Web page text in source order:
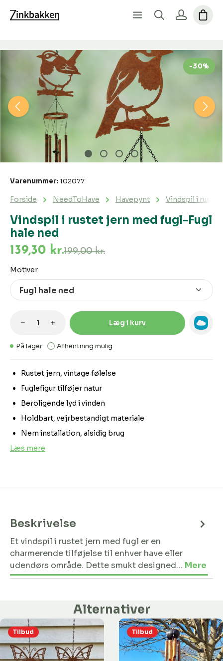
Spring over billedgalleri
-30%
Vindspil i rustet jern med fugl-Fugl
hale ned
Forside NeedToHave Havepynt Vindspil i rustet
Varenummer: 102077
Rustet jern, vintage følelse
Fuglefigur tilføjer natur
Beroligende lyd i vinden
Holdbart, vejrbestandigt materiale
Nem installation, alsidig brug
Læs mere
139,30 kr.199,00 kr.
På lager Afhentning mulig
Vælg
Motiver
Produktmængde: Indtast den
Læg i kurv
Beskrivelse
Et vindspil i rustet jern med fugl er en
charmerende tilføjelse til enhver have eller
udendørs område. Dette smukt designed… Mere
Alternativer
Tilbud Tilbud